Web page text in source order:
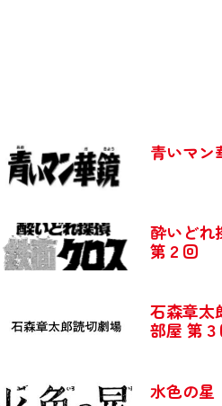
青いマン
酔いどれ
第２回
石森章太
部屋 第
水色の星